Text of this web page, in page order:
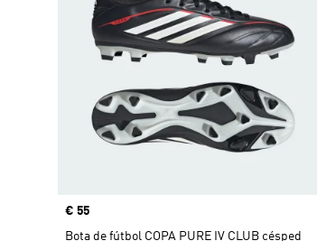
Precio
€ 55
Bota de fútbol COPA PURE IV CLUB césped